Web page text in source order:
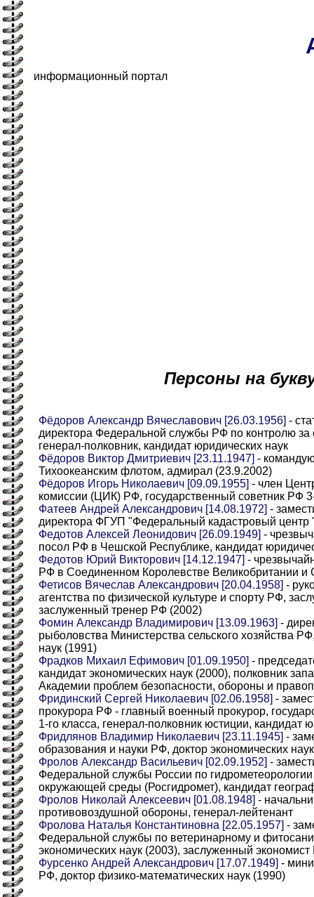
информационный портал
Персоны на
Фёдоров Александр Вячеславович [26.03.1956] -
директора Федеральной службы РФ по контролю за
генерал-полковник, кандидат юридических наук
Фёдоров Виктор Дмитриевич [23.11.1947] -
Тихоокеанским флотом, адмирал (23.9.2002)
Фёдоров Игорь Николаевич [09.09.1955] - член
комиссии (ЦИК) РФ, государственный советник РФ
Фатеев Андрей Александрович [14.08.1972] -
директора ФГУП "Федеральный кадастровый центр
Федотов Алексей Леонидович [26.09.1949] -
посол РФ в Чешской Республике, кандидат
Федотов Юрий Викторович [14.12.1947] -
РФ в Соединенном Королевстве Великобритании
Фетисов Вячеслав Александрович [20.04.1958] -
агентства по физической культуре и спорту РФ,
заслуженный тренер РФ (2002)
Фомин Александр Владимирович [13.09.1963] -
рыболовства Министерства сельского хозяйства
наук (1991)
Фрадков Михаил Ефимович [01.09.1950] -
кандидат экономических наук (2000), полковник
Академии проблем безопасности, обороны и
Фридинский Сергей Николаевич [02.06.1958] -
прокурора РФ - главный военный прокурор,
1-го класса, генерал-полковник юстиции, кандидат
Фридлянов Владимир Николаевич [23.11.1945] -
образования и науки РФ, доктор экономических наук
Фролов Александр Васильевич [02.09.1952] -
Федеральной службы России по
окружающей среды (Росгидромет), кандидат
Фролов Николай Алексеевич [01.08.1948] -
противовоздушной обороны, генерал-лейтенант
Фролова Наталья Константиновна [22.05.1957] -
Федеральной службы по ветеринарному и
экономических наук (2003), заслуженный
Фурсенко Андрей Александрович [17.07.1949] -
РФ, доктор физико-математических наук (1990)